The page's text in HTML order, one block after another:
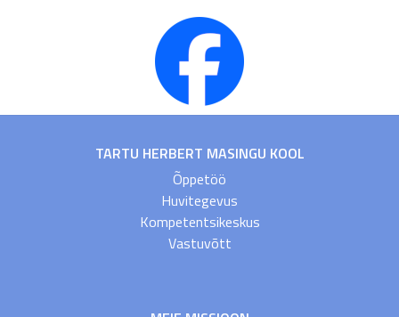
TARTU HERBERT MASINGU KOOL
Õppetöö
Huvitegevus
Kompetentsikeskus
Vastuvõtt